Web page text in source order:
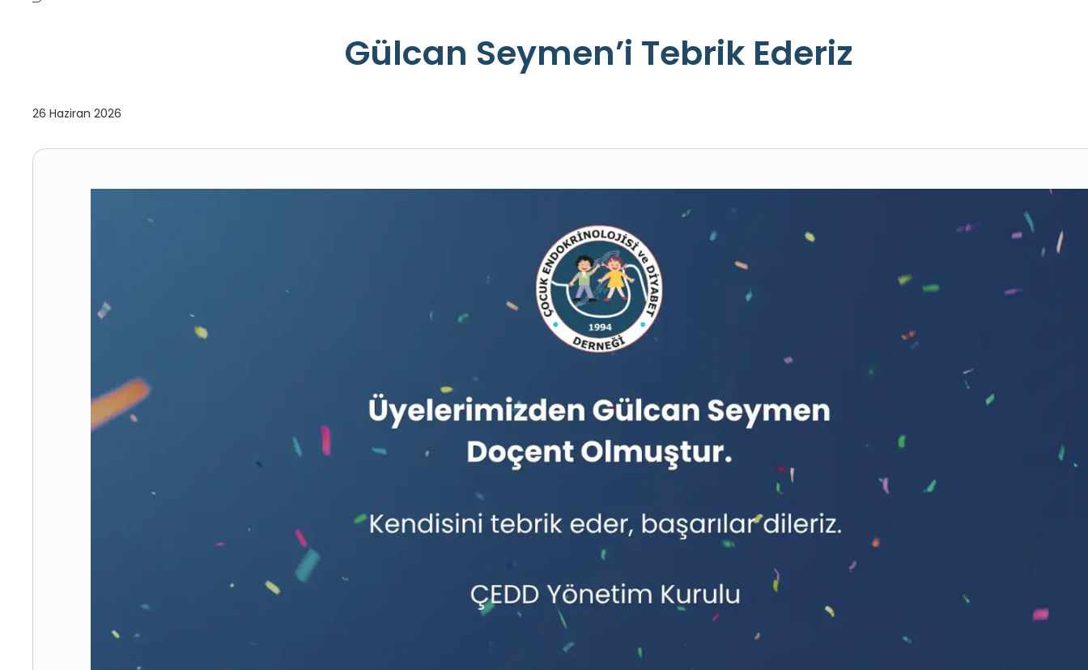
Gülcan Seymen’i Tebrik Ederiz
26 Haziran 2026